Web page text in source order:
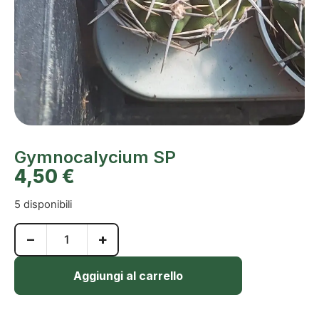
Gymnocalycium SP
4,50 €
5 disponibili
− +
Aggiungi al carrello